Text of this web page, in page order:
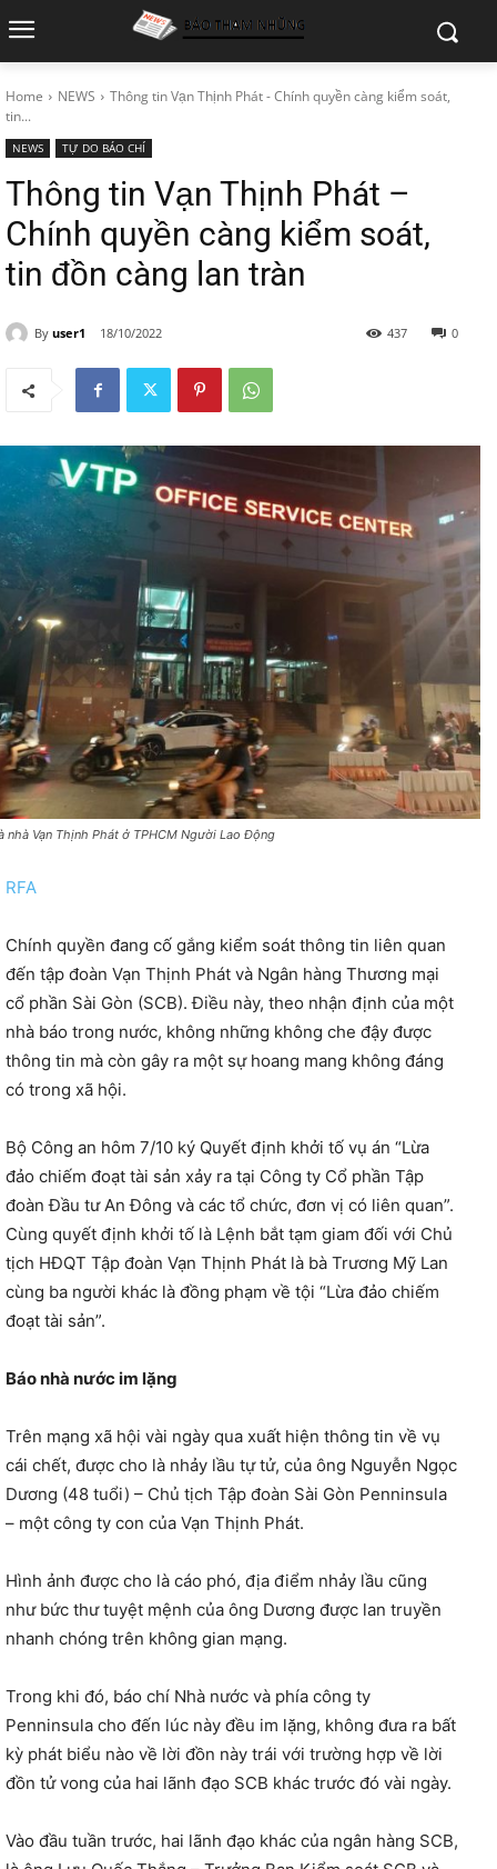
Home NEWS
Thông tin Vạn Thịnh Phát - Chính quyền càng kiểm soát,
tin...
NEWS TỰ DO BÁO CHÍ
Thông tin Vạn Thịnh Phát –
Chính quyền càng kiểm soát,
tin đồn càng lan tràn
By user1 18/10/2022 0
437
nhà Vạn Thịnh Phát ở TPHCM Người Lao Động
RFA
Chính quyền đang cố gắng kiểm soát thông tin liên quan
đến tập đoàn Vạn Thịnh Phát và Ngân hàng Thương mại
cổ phần Sài Gòn (SCB). Điều này, theo nhận định của một
nhà báo trong nước, không những không che đậy được
thông tin mà còn gây ra một sự hoang mang không đáng
có trong xã hội.
Bộ Công an hôm 7/10 ký Quyết định khởi tố vụ án “Lừa
đảo chiếm đoạt tài sản xảy ra tại Công ty Cổ phần Tập
đoàn Đầu tư An Đông và các tổ chức, đơn vị có liên quan”.
Cùng quyết định khởi tố là Lệnh bắt tạm giam đối với Chủ
tịch HĐQT Tập đoàn Vạn Thịnh Phát là bà Trương Mỹ Lan
cùng ba người khác là đồng phạm về tội “Lừa đảo chiếm
đoạt tài sản”.
Báo nhà nước im lặng
Trên mạng xã hội vài ngày qua xuất hiện thông tin về vụ
cái chết, được cho là nhảy lầu tự tử, của ông Nguyễn Ngọc
Dương (48 tuổi) – Chủ tịch Tập đoàn Sài Gòn Penninsula
– một công ty con của Vạn Thịnh Phát.
Hình ảnh được cho là cáo phó, địa điểm nhảy lầu cũng
như bức thư tuyệt mệnh của ông Dương được lan truyền
nhanh chóng trên không gian mạng.
Trong khi đó, báo chí Nhà nước và phía công ty
Penninsula cho đến lúc này đều im lặng, không đưa ra bất
kỳ phát biểu nào về lời đồn này trái với trường hợp về lời
đồn tử vong của hai lãnh đạo SCB khác trước đó vài ngày.
Vào đầu tuần trước, hai lãnh đạo khác của ngân hàng SCB,